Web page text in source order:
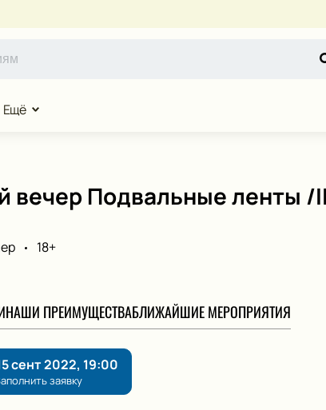
Ещё
вечер Подвальные ленты /
18+
НАШИ ПРЕИМУЩЕСТВАБЛИЖАЙШИЕ МЕРОПРИЯТИЯ